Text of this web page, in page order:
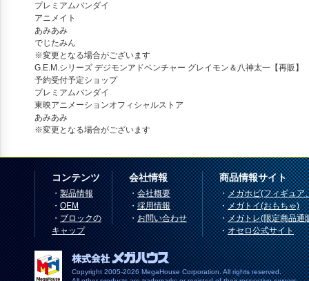
プレミアムバンダイ
アニメイト
あみあみ
でじたみん
※変更となる場合がございます
G.E.M.シリーズ デジモンアドベンチャー グレイモン＆八神太一【再販】
予約受付予定ショップ
プレミアムバンダイ
東映アニメーションオフィシャルストア
あみあみ
※変更となる場合がございます
コンテンツ
・製品情報
・OEM
・ブロックの
キャップ
会社情報
・会社概要
・採用情報
・お問い合わせ
商品情報サイト
・メガホビ(フィギュア
・メガトイ(おもちゃ)
・メガトレ(限定商品通
・オセロ公式サイト
Copyright 2005-2026 MegaHouse Corporation. All rights reserved.